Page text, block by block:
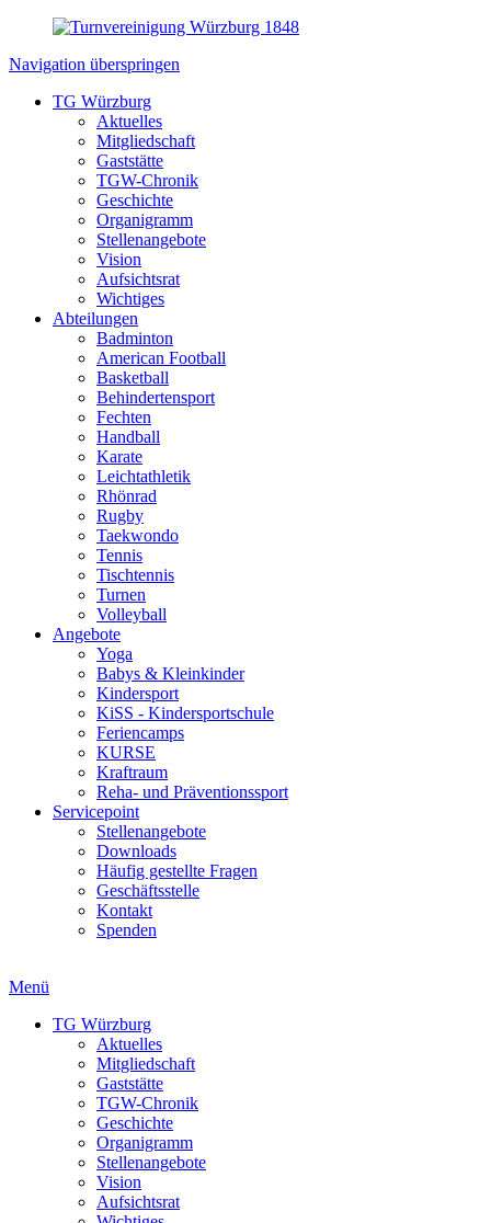
Navigation überspringen
TG Würzburg
Aktuelles
Mitgliedschaft
Gaststätte
TGW-Chronik
Geschichte
Organigramm
Stellenangebote
Vision
Aufsichtsrat
Wichtiges
Abteilungen
Badminton
American Football
Basketball
Behindertensport
Fechten
Handball
Karate
Leichtathletik
Rhönrad
Rugby
Taekwondo
Tennis
Tischtennis
Turnen
Volleyball
Angebote
Yoga
Babys & Kleinkinder
Kindersport
KiSS - Kindersportschule
Feriencamps
KURSE
Kraftraum
Reha- und Präventionssport
Servicepoint
Stellenangebote
Downloads
Häufig gestellte Fragen
Geschäftsstelle
Kontakt
Spenden
Menü
TG Würzburg
Aktuelles
Mitgliedschaft
Gaststätte
TGW-Chronik
Geschichte
Organigramm
Stellenangebote
Vision
Aufsichtsrat